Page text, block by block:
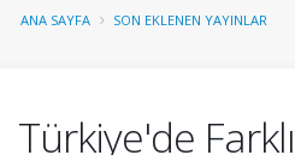
ANA SAYFA SON EKLENEN YAYINLAR
Türkiye'de